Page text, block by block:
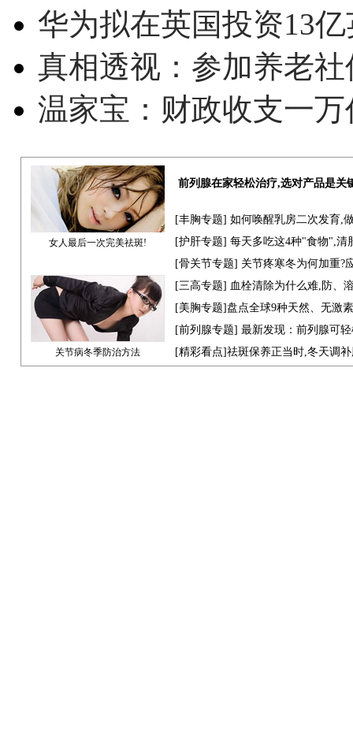
华为拟在英国投资13
真相透视：参加养老
温家宝：财政收支一
女人最后一次完美祛斑!
前列腺在家轻松治疗,选对产品是关
[丰胸专题] 如何唤醒乳房二次发育,
[护肝专题] 每天多吃这4种"食物",清
[骨关节专题] 关节疼寒冬为何加重?
关节病冬季防治方法
[三高专题] 血栓清除为什么难,防、
[美胸专题]盘点全球9种天然、无激
[前列腺专题] 最新发现：前列腺可
[精彩看点]祛斑保养正当时,冬天调